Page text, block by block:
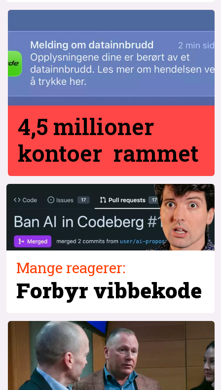
4,5 millioner
kontoer rammet
Mange reagerer:
Forbyr vibbekode